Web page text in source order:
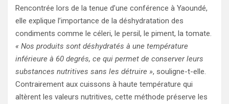
Rencontrée lors de la tenue d’une conférence à Yaoundé,
elle explique l’importance de la déshydratation des
condiments comme le céleri, le persil, le piment, la tomate.
« Nos produits sont déshydratés à une température
inférieure à 60 degrés, ce qui permet de conserver leurs
substances nutritives sans les détruire », souligne-t-elle.
Contrairement aux cuissons à haute température qui
altèrent les valeurs nutritives, cette méthode préserve les